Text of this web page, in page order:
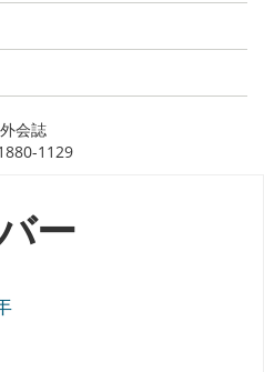
会誌
1129
ー